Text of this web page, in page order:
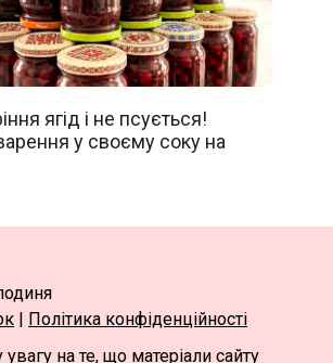
ягід і не псується!
у своєму соку на
| Політика конфіденційності
на те, що матеріали сайту